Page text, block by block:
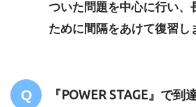
ついた問題を中心に行い、
ために間隔をあけて復習し
『POWER STAGE』で到